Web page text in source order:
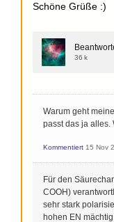
Schöne Grüße :)
36 k
Warum geht
passt das ja alles.
Kommentiert 15 Nov
Für den
COOH)
sehr stark
hohen EN